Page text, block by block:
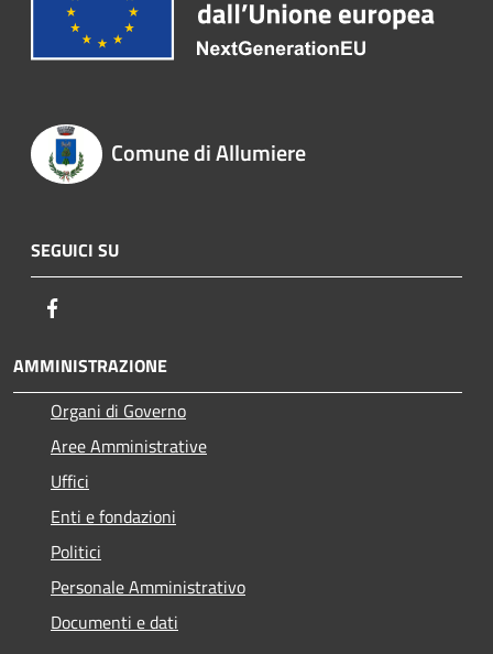
Comune di Allumiere
SEGUICI SU
AMMINISTRAZIONE
Organi di Governo
Aree Amministrative
Uffici
Enti e fondazioni
Politici
Personale Amministrativo
Documenti e dati